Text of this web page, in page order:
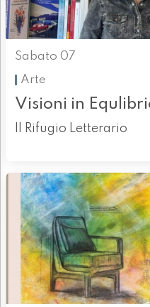
Sabato 07
Arte
Visioni in
Il Rifugio Letterario